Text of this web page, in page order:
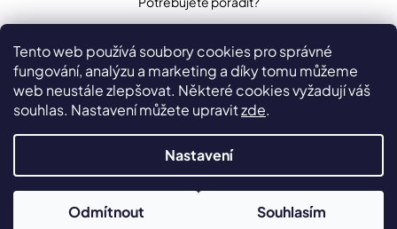
Tento web používá soubory cookies pro správné
fungování, analýzu a marketing a díky tomu můžeme
web neustále zlepšovat. Některé cookies vyžadují váš
souhlas. Nastavení můžete upravitzde.
Nastavení
Odmítnout Souhlasím
SLEDUJTE NÁS
Vytvořilo na platformě
Shoptet
Copyright 2026penzista.net . Všechna práva vyhrazena.